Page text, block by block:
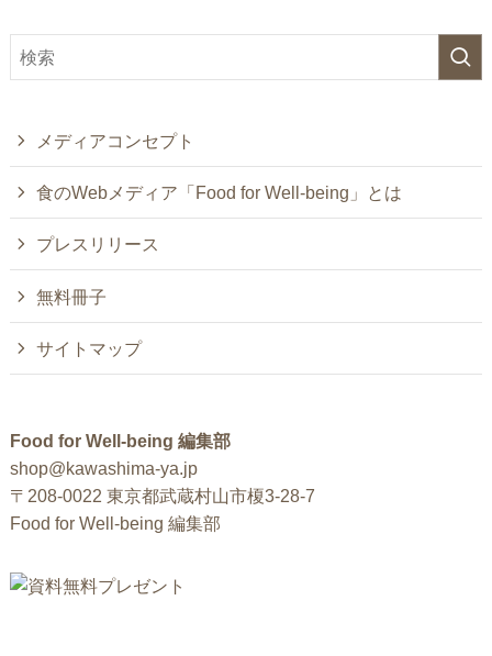
メディアコンセプト
食のWebメディア「Food for Well-being」とは
プレスリリース
無料冊子
サイトマップ
Food for Well-being 編集部
shop@kawashima-ya.jp
〒208-0022 東京都武蔵村山市榎3-28-7
Food for Well-being 編集部